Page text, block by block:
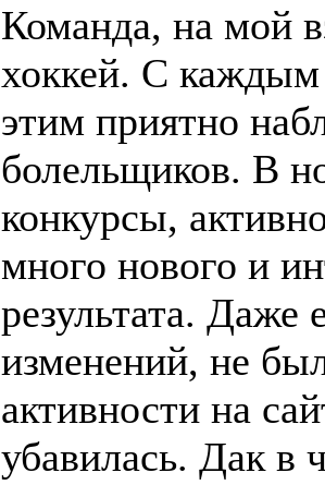
Команда, на мой
хоккей. С каждым
этим приятно
болельщиков. В
конкурсы,
много нового и
результата. Даже
изменений, не
активности на
убавилась. Дак в